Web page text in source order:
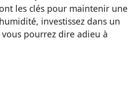
les clés pour maintenir une
investissez dans un
pourrez dire adieu à